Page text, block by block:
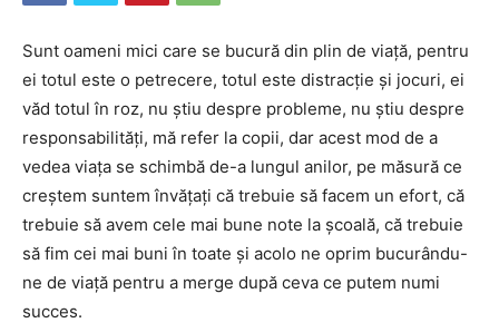
Sunt oameni mici care se bucură din plin de viață, pentru
ei totul este o petrecere, totul este distracție și jocuri, ei
văd totul în roz, nu știu despre probleme, nu știu despre
responsabilități, mă refer la copii, dar acest mod de a
vedea viața se schimbă de-a lungul anilor, pe măsură ce
creștem suntem învățați că trebuie să facem un efort, că
trebuie să avem cele mai bune note la școală, că trebuie
să fim cei mai buni în toate și acolo ne oprim bucurându-
ne de viață pentru a merge după ceva ce putem numi
succes.